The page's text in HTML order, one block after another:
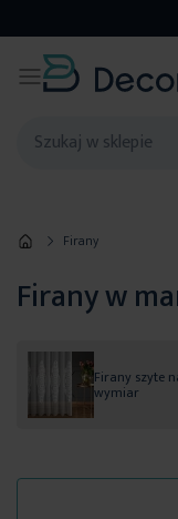
Firany
Firany w
Firany szyte
wymiar